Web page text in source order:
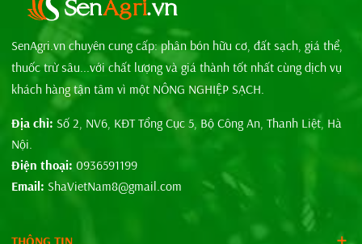
SenAgri.vn chuyên cung cấp: phân bón hữu cơ, đất sạch, giá thể,
thuốc trừ sâu...với chất lượng và giá thành tốt nhất cùng dịch vụ
khách hàng tận tâm vì một NÔNG NGHIỆP SẠCH.
Địa chỉ: Số 2, NV6, KĐT Tổng Cục 5, Bộ Công An, Thanh Liệt, Hà
Nội.
Điện thoại: 0936591199
Email: ShaVietNam8@gmail.com
THÔNG TIN